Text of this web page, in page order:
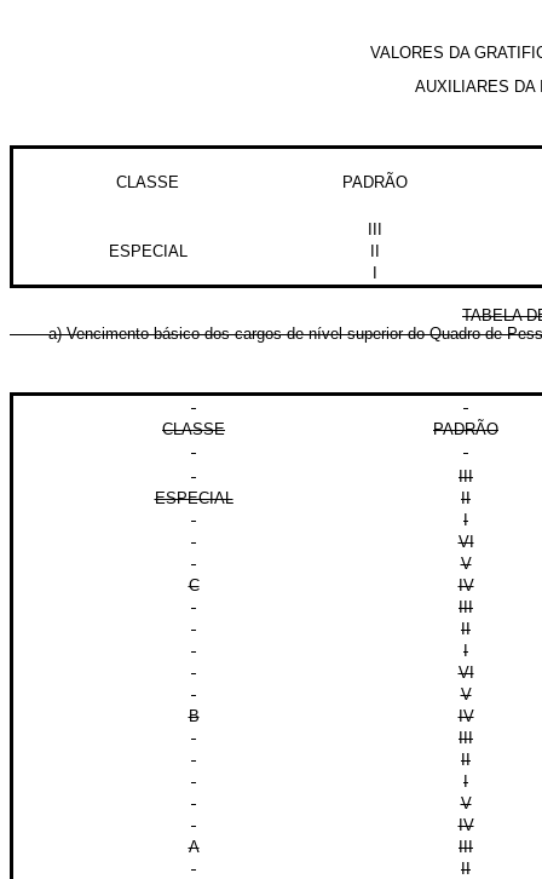
VALORES DA
AUXILIARES DA
CLASSE PADRÃO
ESPECIAL
TABELA
a) Vencimento básico dos cargos de nível superior do Quadro de
CLASSE PADRÃO
III
ESPECIAL
II
I
VI
V
C
IV
III
II
I
VI
V
B
IV
III
II
I
V
IV
A
III
II